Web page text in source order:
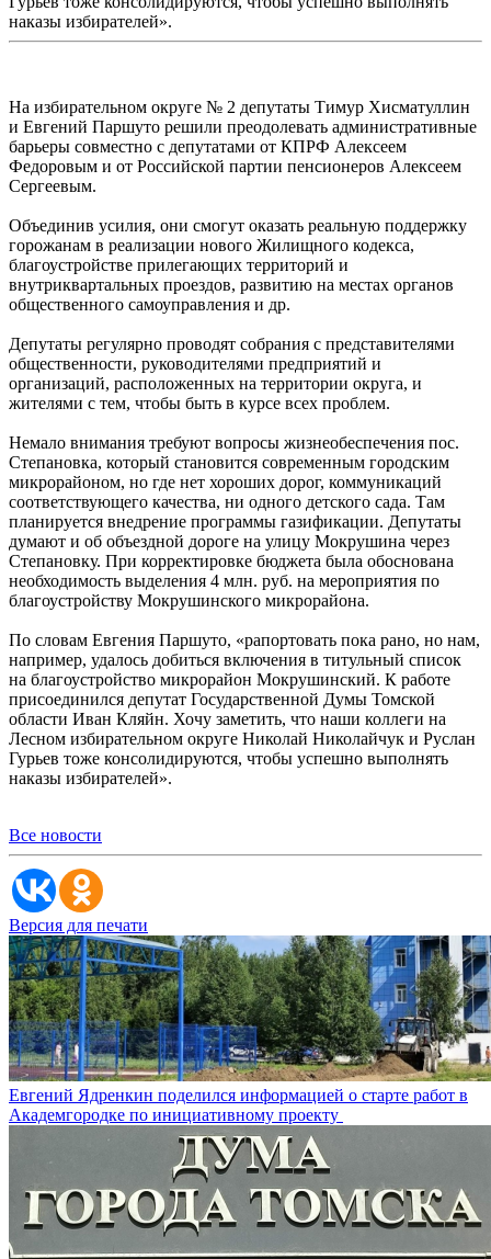
наказы избирателей».
На избирательном округе № 2 депутаты Тимур Хисматуллин
и Евгений Паршуто решили преодолевать административные
барьеры совместно с депутатами от КПРФ Алексеем
Федоровым и от Российской партии пенсионеров Алексеем
Сергеевым.
Объединив усилия, они смогут оказать реальную поддержку
горожанам в реализации нового Жилищного кодекса,
благоустройстве прилегающих территорий и
внутриквартальных проездов, развитию на местах органов
общественного самоуправления и др.
Депутаты регулярно проводят собрания с представителями
общественности, руководителями предприятий и
организаций, расположенных на территории округа, и
жителями с тем, чтобы быть в курсе всех проблем.
Немало внимания требуют вопросы жизнеобеспечения пос.
Степановка, который становится современным городским
микрорайоном, но где нет хороших дорог, коммуникаций
соответствующего качества, ни одного детского сада. Там
планируется внедрение программы газификации. Депутаты
думают и об объездной дороге на улицу Мокрушина через
Степановку. При корректировке бюджета была обоснована
необходимость выделения 4 млн. руб. на мероприятия по
благоустройству Мокрушинского микрорайона.
По словам Евгения Паршуто, «рапортовать пока рано, но нам,
например, удалось добиться включения в титульный список
на благоустройство микрорайон Мокрушинский. К работе
присоединился депутат Государственной Думы Томской
области Иван Кляйн. Хочу заметить, что наши коллеги на
Лесном избирательном округе Николай Николайчук и Руслан
Гурьев тоже консолидируются, чтобы успешно выполнять
наказы избирателей».
Все новости
Версия для печати
Евгений Ядренкин поделился информацией о старте работ в
Академгородке по инициативному проекту